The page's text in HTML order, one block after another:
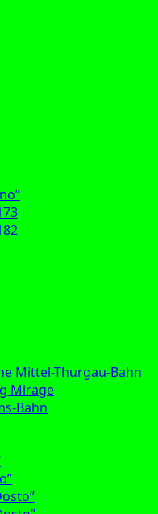
Mittel-Thurgau-Bahn
Mirage
Bahn